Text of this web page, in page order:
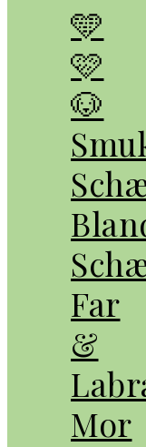
🩵
🩷
🐶
Far
&
Mor